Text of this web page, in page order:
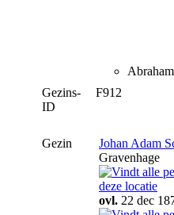
Gezins-
ID
F912
Gezin Johan Adam
Gravenhage
ovl. 22 dec